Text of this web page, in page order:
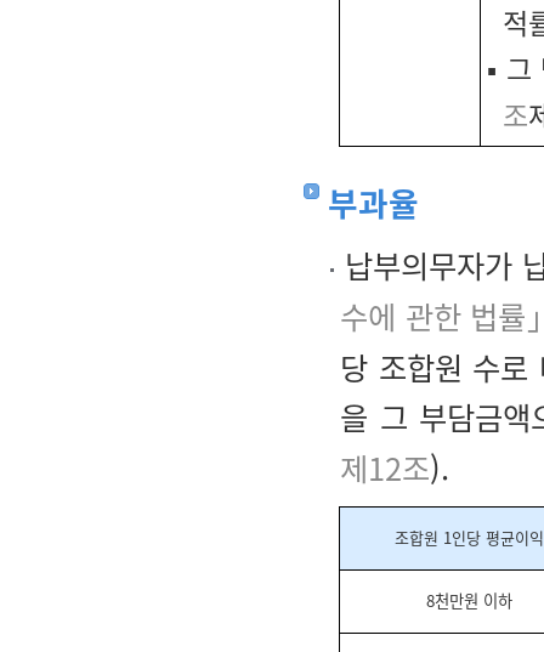
적
▪
조
부과율
납부의무자가
수에 관한 법률
당 조합원 수로
을 그 부담금액
제12조).
조합원 1인당 평균이익
8천만원 이하